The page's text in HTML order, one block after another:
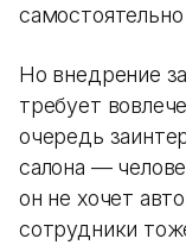
Но внедрение
требует
очередь
салона —
он не хочет
сотрудники